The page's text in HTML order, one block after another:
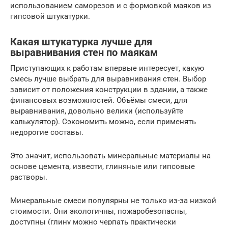
использованием саморезов и с формовкой маяков из
гипсовой штукатурки.
Какая штукатурка лучше для
выравнивания стен по маякам
Приступающих к работам впервые интересует, какую
смесь лучше выбрать для выравнивания стен. Выбор
зависит от положения конструкции в здании, а также
финансовых возможностей. Объёмы смеси, для
выравнивания, довольно велики (используйте
калькулятор). Сэкономить можно, если применять
недорогие составы.
Это значит, использовать минеральные материалы на
основе цемента, извести, глиняные или гипсовые
растворы.
Минеральные смеси популярны не только из-за низкой
стоимости. Они экологичны, пожаробезопасны,
доступны (глину можно черпать практически